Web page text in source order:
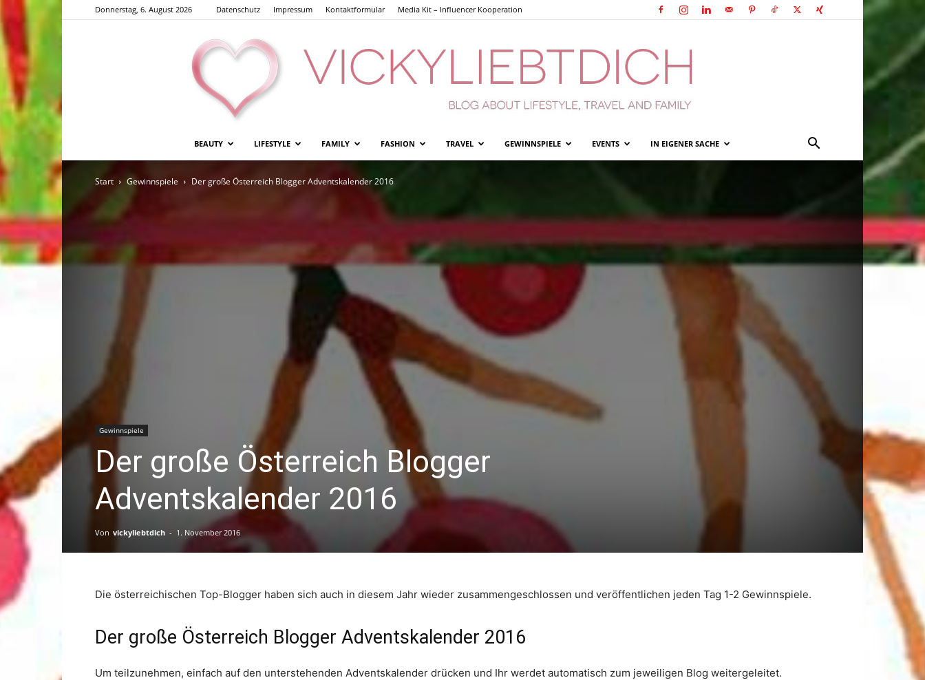
Donnerstag, 6. August 2026 Datenschutz Impressum Kontaktformular Media Kit – Influencer Kooperation
BEAUTY LIFESTYLE FAMILY FASHION TRAVEL GEWINNSPIELE EVENTS IN EIGENER SACHE
Start Gewinnspiele Der große Österreich Blogger Adventskalender 2016
Gewinnspiele
Der große Österreich Blogger
Adventskalender 2016
Von vickyliebtdich - 1. November 2016
Die österreichischen Top-Blogger haben sich auch in diesem Jahr wieder zusammengeschlossen und veröffentlichen jeden Tag 1-2 Gewinnspiele.
Der große Österreich Blogger Adventskalender 2016
Um teilzunehmen, einfach auf den unterstehenden Adventskalender drücken und Ihr werdet automatisch zum jeweiligen Blog weitergeleitet.